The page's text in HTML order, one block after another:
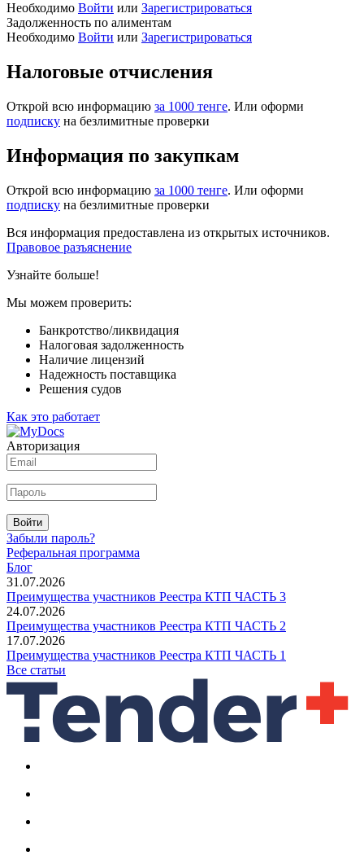
Необходимо Войти или Зарегистрироваться
Задолженность по алиментам
Необходимо Войти или Зарегистрироваться
Налоговые отчисления
Открой всю информацию за 1000 тенге. Или оформи
подписку на безлимитные проверки
Информация по закупкам
Открой всю информацию за 1000 тенге. Или оформи
подписку на безлимитные проверки
Вся информация предоставлена из открытых источников.
Правовое разъяснение
Узнайте больше!
Мы можем проверить:
Банкротство/ликвидация
Налоговая задолженность
Наличие лицензий
Надежность поставщика
Решения судов
Как это работает
Авторизация
Войти
Забыли пароль?
Реферальная программа
Блог
31.07.2026
Преимущества участников Реестра КТП ЧАСТЬ 3
24.07.2026
Преимущества участников Реестра КТП ЧАСТЬ 2
17.07.2026
Преимущества участников Реестра КТП ЧАСТЬ 1
Все статьи